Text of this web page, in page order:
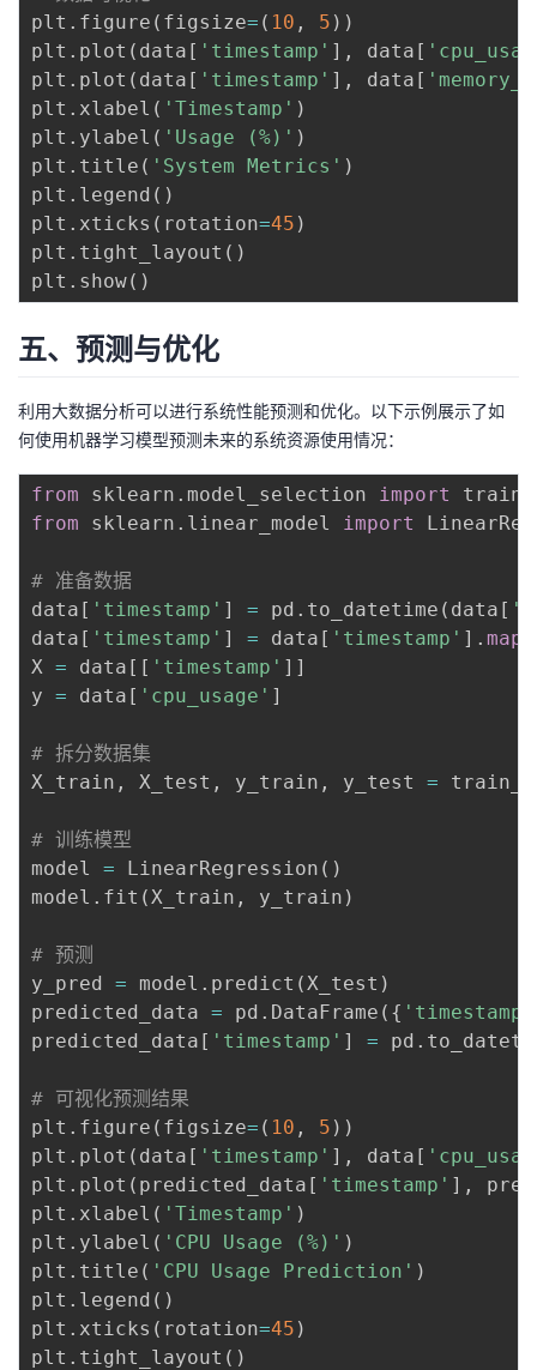
plt . figure ( figsize= ( 10 , 5 ) )
plt . plot ( data [ 'timestamp' ] , data [
plt . plot ( data [ 'timestamp' ] , data [
plt . xlabel ( 'Timestamp' )
plt . ylabel ( 'Usage (%)' )
plt . title ( 'System Metrics' )
plt . legend ( )
plt . xticks ( rotation=45 )
plt . tight_layout ( )
plt . show( )
五、预测与优化
利用大数据分析可以进行系统性能预测和优化。以下示例展示了如
何使用机器学习模型预测未来的系统资源使用情况：
from sklearn . model_selection import
from sklearn . linear_model import
# 准备数据
data [ 'timestamp' ] = pd . to_datetime ( data [
data [ 'timestamp' ] = data [ 'timestamp' ] . map
X = data [ [ 'timestamp' ] ]
y = data [ 'cpu_usage' ]
# 拆分数据集
X_train , X_test , y_train , y_test =
# 训练模型
model = LinearRegression ( )
model . fit (X_train , y_train )
# 预测
y_pred = model . predict (X_test )
predicted_data = pd . DataFrame ( { 'timestamp'
predicted_data [ 'timestamp' ] = pd .
# 可视化预测结果
plt . figure ( figsize= ( 10 , 5 ) )
plt . plot ( data [ 'timestamp' ] , data [
plt . plot ( predicted_data [ 'timestamp' ] ,
plt . xlabel ( 'Timestamp' )
plt . ylabel ( 'CPU Usage (%)' )
plt . title ( 'CPU Usage Prediction' )
plt . legend ( )
plt . xticks ( rotation=45 )
plt . tight_layout ( )